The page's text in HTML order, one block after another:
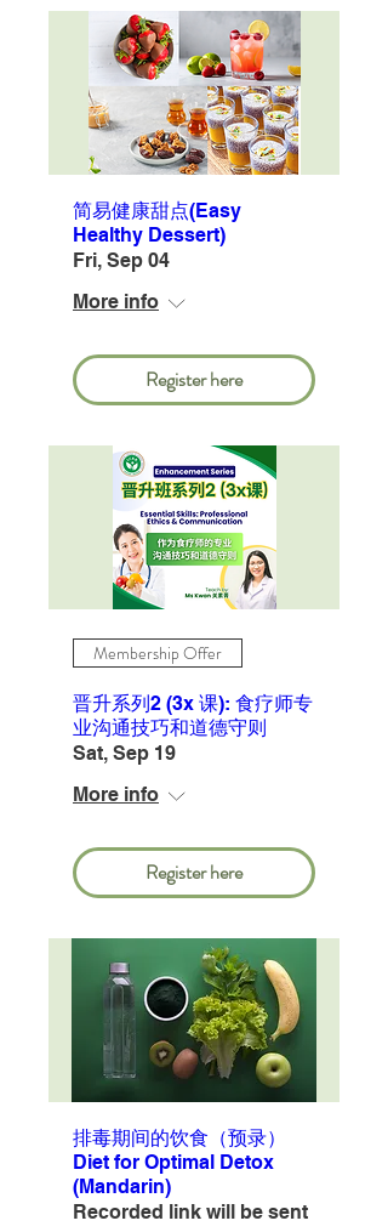
简易健康甜点(Easy
Healthy Dessert)
Fri, Sep 04
More info
Register here
Membership Offer
晋升系列2 (3x 课): 食疗师专
业沟通技巧和道德守则
Sat, Sep 19
More info
Register here
排毒期间的饮食（预录）
Diet for Optimal Detox
(Mandarin)
Recorded link will be sent